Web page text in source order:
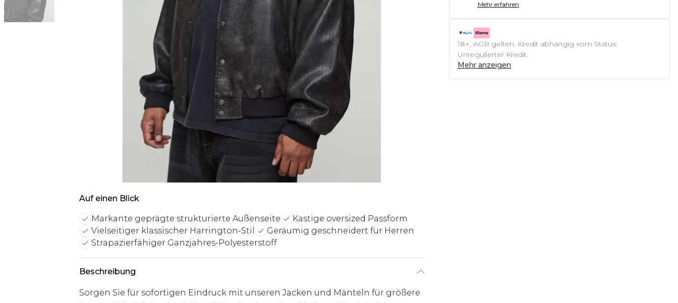
Auf einen Blick
Markante geprägte strukturierte Außenseite
Kastige oversized Passform
Vielseitiger klassischer Harrington-Stil
Geräumig geschneidert für Herren
Strapazierfähiger Ganzjahres-Polyesterstoff
Beschreibung
Sorgen Sie für sofortigen Eindruck mit unseren Jacken und Mänteln für größere
Mehr erfahren
18+, AGB gelten. Kredit abhängig vom Status.
Unregulierter Kredit.
Mehr anzeigen